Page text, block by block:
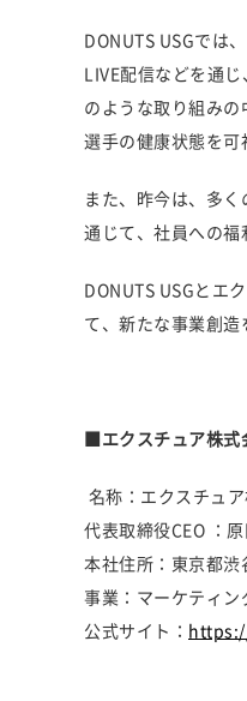
DONUTS USGでは
LIVE配信などを通
のような取り組み
選手の健康状態を可
また、昨今は、多
通じて、社員への福
DONUTS USGとエ
て、新たな事業創
■エクスチュア株式
名称：エクスチュ
代表取締役CEO ：
本社住所：東京都
事業：マーケティン
公式サイト：